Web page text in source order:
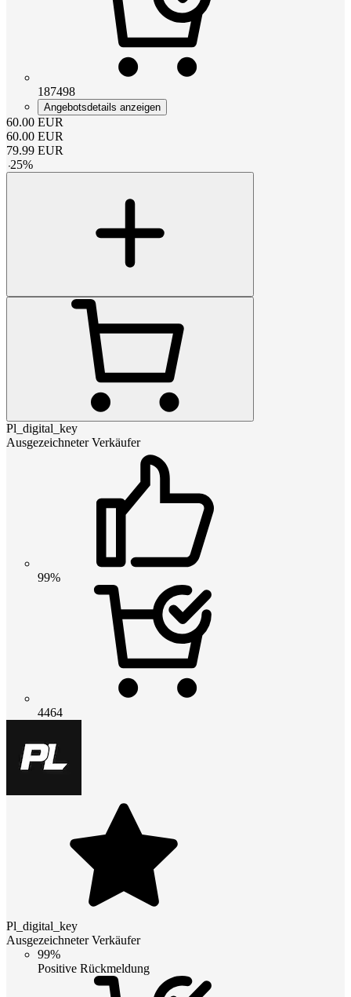
187498
Angebotsdetails anzeigen
60.00 EUR
60.00 EUR
79.99 EUR
-25%
Pl_digital_key
Ausgezeichneter Verkäufer
99%
4464
Pl_digital_key
Ausgezeichneter Verkäufer
99%
Positive Rückmeldung